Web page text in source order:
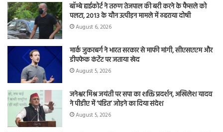
बॉम्बे हाईकोर्ट ने तरुण तेजपाल की बरी करने के फैसले को
पलटा, 2013 के यौन उत्पीड़न मामले में ठहराया दोषी
August 6, 2026
मार्क जुकरबर्ग ने भारत सरकार से माफी मांगी, सीएसएएम और
डीपफेक कंटेंट पर जताया खेद
August 5, 2026
जनेश्वर मिश्र जयंती पर सपा का शक्ति प्रदर्शन, अखिलेश यादव
ने पीडीए में ‘पंडित’ जोड़ने का दिया संदेश
August 5, 2026